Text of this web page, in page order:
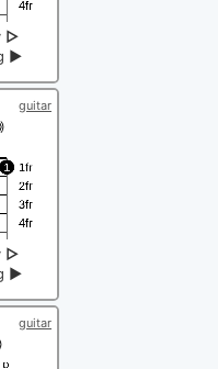
▷
▶
guitar
▷
▶
guitar